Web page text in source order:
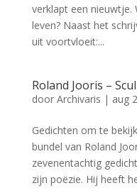
verklapt een nieuwtje.
leven? Naast het
uit voortvloeit:...
Roland Jooris –
door Archivaris | aug
Gedichten om te
bundel van Roland
zevenentachtig
zijn poëzie. Hij heeft